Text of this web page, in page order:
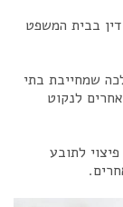
בבית המשפט
שמחייבת בתי
לנקוט
לתובע